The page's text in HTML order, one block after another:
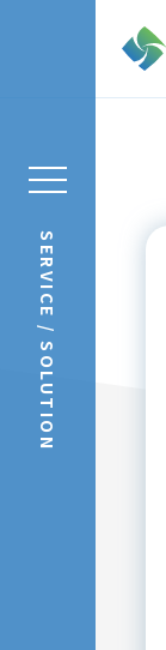
SERVICE / SOLUTION